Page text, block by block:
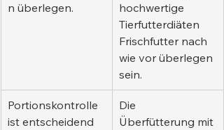
n überlegen.
hochwertige
Tierfutterdiäten
Frischfutter nach
wie vor überlegen
sein.
Portionskontrolle
ist entscheidend
Die
Überfütterung mit